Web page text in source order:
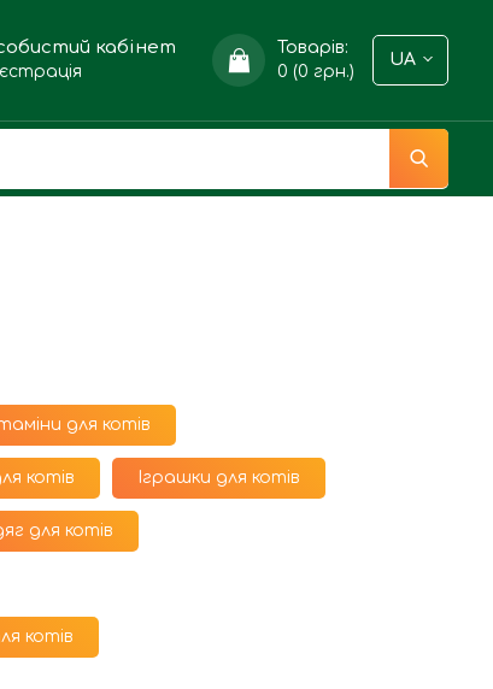
кабінет
Товарів:
0 (0 грн.)
UA
для котів
котів Іграшки для котів
для котів
котів